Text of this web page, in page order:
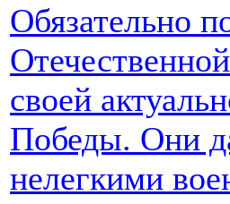
Обязательно
своей
Победы. Они
нелегкими